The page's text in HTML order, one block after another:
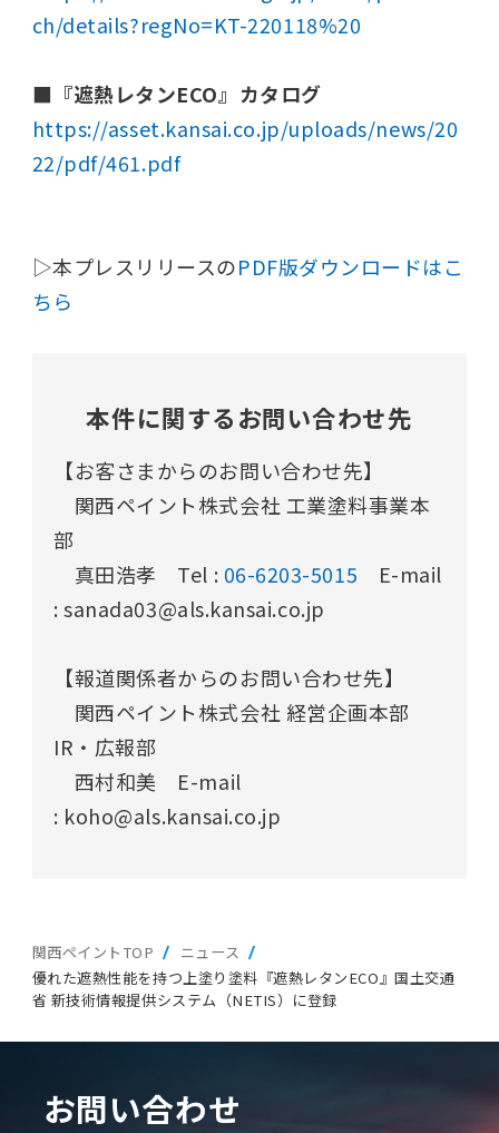
ch/details?regNo=KT-220118%20
■『遮熱レタンECO』カタログ
https://asset.kansai.co.jp/uploads/news/20
22/pdf/461.pdf
▷本プレスリリースのPDF版ダウンロードはこ
ちら
本件に関するお問い合わせ先
【お客さまからのお問い合わせ先】
関西ペイント株式会社 工業塗料事業本
部
真田浩孝 Tel : 06-6203-5015
E-mail
: sanada03@als.kansai.co.jp
【報道関係者からのお問い合わせ先】
関西ペイント株式会社 経営企画本部
IR・広報部
西村和美 E-mail
: koho@als.kansai.co.jp
関西ペイントTOP
ニュース
優れた遮熱性能を持つ上塗り塗料『遮熱レタンECO』国土交通
省 新技術情報提供システム（NETIS）に登録
お問い合わせ